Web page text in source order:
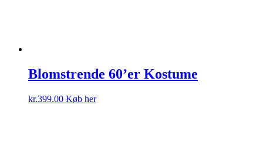
Blomstrende 60’er Kostume
kr.399.00 Køb her